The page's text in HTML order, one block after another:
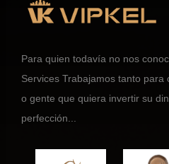
Para quien todavía no nos
Services Trabajamos tanto para
o gente que quiera invertir su
perfección...